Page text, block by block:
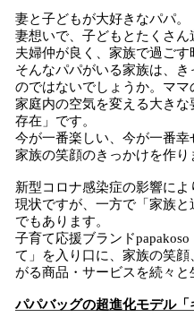
妻と子どもが大好きなパパ。
妻想いで、子どもとたくさん
夫婦仲が良く、家族で過ごす
そんなパパがいる家族は、
のではないでしょうか。ママ
家庭内の空気を変える大き
存在」です。
今が一番楽しい、今が一番幸
家族の笑顔のきっかけを作り
新型コロナ感染症の影響に
現状ですが、一方で「家族と
でもあります。
子育て応援ブランド
て」を入り口に、家族の笑
がる商品・サービスを続々と
パパバッグの超進化モデル